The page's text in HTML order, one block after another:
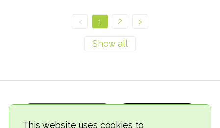
This website uses cookies to
< 1 2 >